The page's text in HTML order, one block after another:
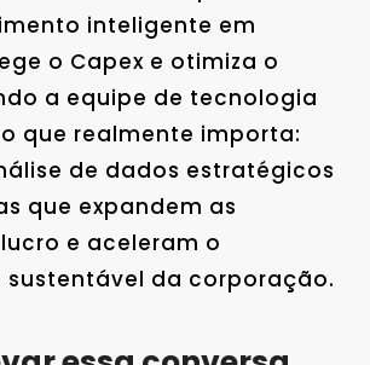
inteligente em
o Capex e otimiza o
a equipe de tecnologia
que realmente importa:
de dados estratégicos
que expandem as
e aceleram o
sustentável da corporação.